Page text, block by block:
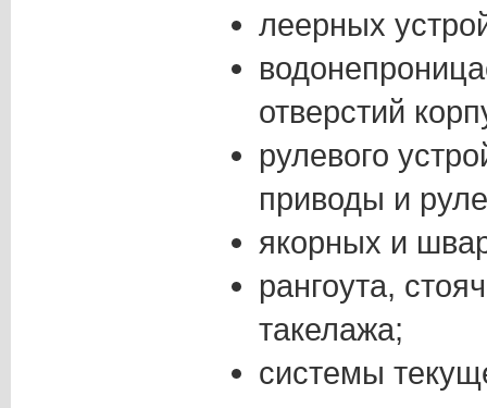
леерных
отверстий
рулевого
приводы и
якорных и
рангоута,
такелажа;
системы